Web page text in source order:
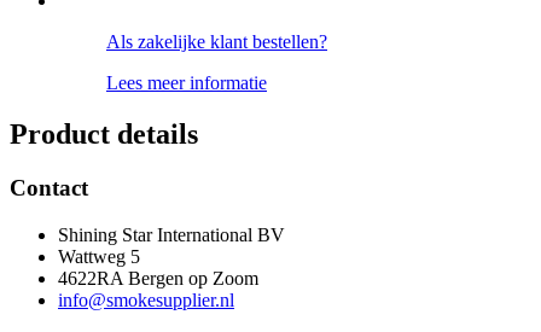
Als zakelijke klant bestellen?
Lees meer informatie
Product details
Contact
Shining Star International BV
Wattweg 5
4622RA Bergen op Zoom
info@smokesupplier.nl